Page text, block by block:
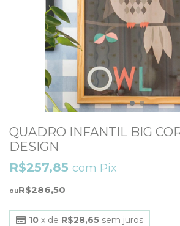
QUADRO INFANTIL BIG
DESIGN
R$286,50
R$257,85 com Pix
10 x de R$28,65 sem juros